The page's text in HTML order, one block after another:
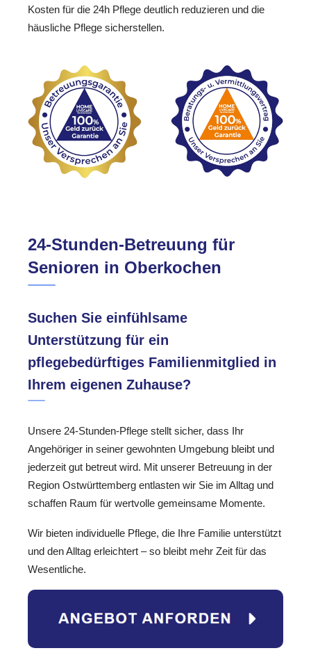
Kosten für die 24h Pflege deutlich reduzieren und die
häusliche Pflege sicherstellen.
24-Stunden-Betreuung für
Senioren in Oberkochen
Suchen Sie einfühlsame
Unterstützung für ein
pflegebedürftiges Familienmitglied in
Ihrem eigenen Zuhause?
Unsere 24-Stunden-Pflege stellt sicher, dass Ihr
Angehöriger in seiner gewohnten Umgebung bleibt und
jederzeit gut betreut wird. Mit unserer Betreuung in der
Region Ostwürttemberg entlasten wir Sie im Alltag und
schaffen Raum für wertvolle gemeinsame Momente.
Wir bieten individuelle Pflege, die Ihre Familie unterstützt
und den Alltag erleichtert – so bleibt mehr Zeit für das
Wesentliche.